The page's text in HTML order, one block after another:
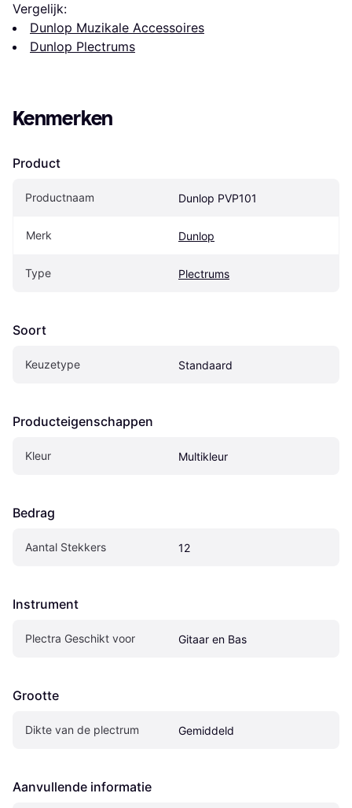
Vergelijk:
Dunlop Muzikale Accessoires
Dunlop Plectrums
Kenmerken
Product
Productnaam Dunlop PVP101
Merk Dunlop
Type Plectrums
Soort
Keuzetype Standaard
Producteigenschappen
Kleur Multikleur
Bedrag
Aantal Stekkers 12
Instrument
Plectra Geschikt voor Gitaar en Bas
Grootte
Dikte van de plectrum Gemiddeld
Aanvullende informatie